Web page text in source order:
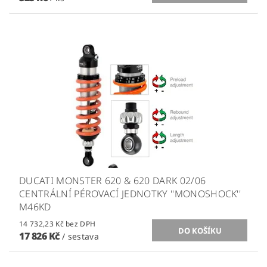
DUCATI MONSTER 620 & 620 DARK 02/06
CENTRÁLNÍ PÉROVACÍ JEDNOTKY ''MONOSHOCK''
M46KD
14 732,23 Kč bez DPH
17 826 Kč/ sestava